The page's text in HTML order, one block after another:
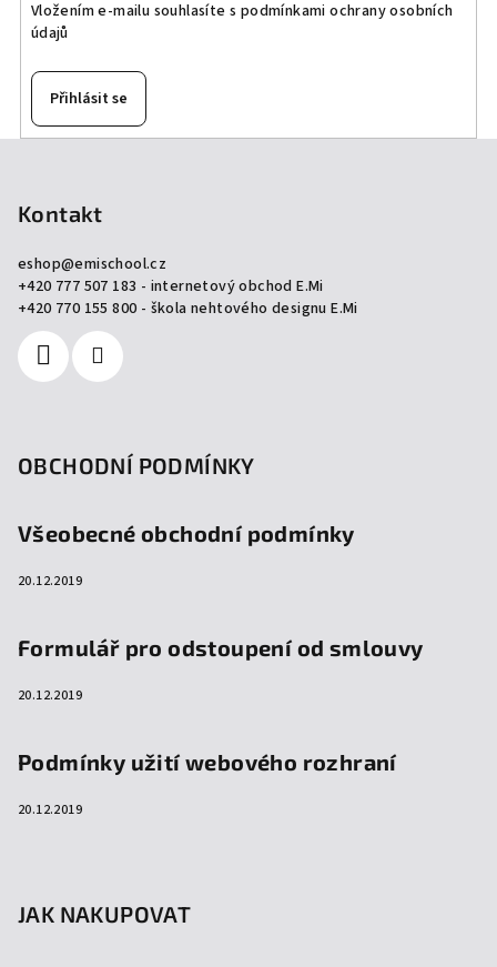
Vložením e-mailu souhlasíte s podmínkami ochrany osobních
údajů
Přihlásit se
Kontakt
eshop@emischool.cz
+420 777 507 183 - internetový obchod E.Mi
+420 770 155 800 - škola nehtového designu E.Mi
OBCHODNÍ PODMÍNKY
Všeobecné obchodní podmínky
20.12.2019
Formulář pro odstoupení od smlouvy
20.12.2019
Podmínky užití webového rozhraní
20.12.2019
JAK NAKUPOVAT